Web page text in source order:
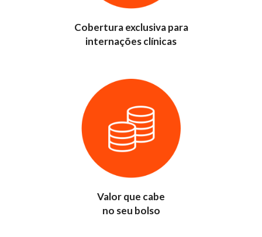
Cobertura exclusiva para
internações clínicas
Valor que cabe
no seu bolso